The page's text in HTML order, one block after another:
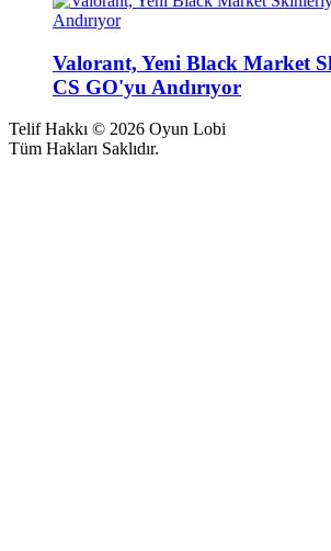
Valorant, Yeni Black Market
CS GO'yu Andırıyor
Telif Hakkı © 2026 Oyun Lobi
Tüm Hakları Saklıdır.